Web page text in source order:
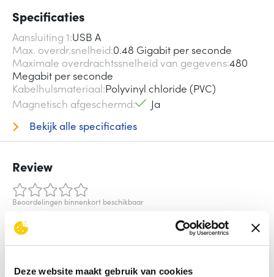
Deze website maakt gebruik van cookies
Specificaties
Aansluiting 1 USB A
Max. overdr.snelheid 0.48 Gigabit per seconde
Maximale overdrachtssnelheid van gegevens480
Megabit per seconde
Kabelhulsmateriaal Polyvinyl chloride (PVC)
Magnetisch afgeschermd
Ja
Bekijk alle specificaties
Review
Beoordelingen binnenkort beschikbaar
Deel je ervaring met het product door het schrijven van een
Schrijf een review